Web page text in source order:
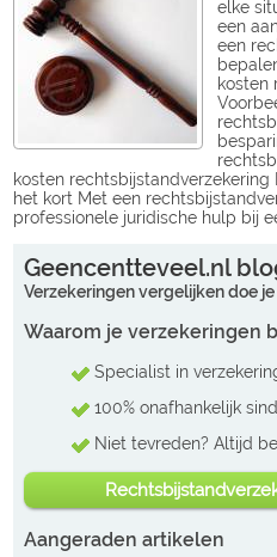
elke
een
een
kosten
kosten
het kort Met een
professionele juridische hulp bij
Geencentteveel.nl
Verzekeringen vergelijken doe
Waarom je verzekeringen
Specialist in
100% onafhankelijk
Niet tevreden? Altijd
Aangeraden artikelen